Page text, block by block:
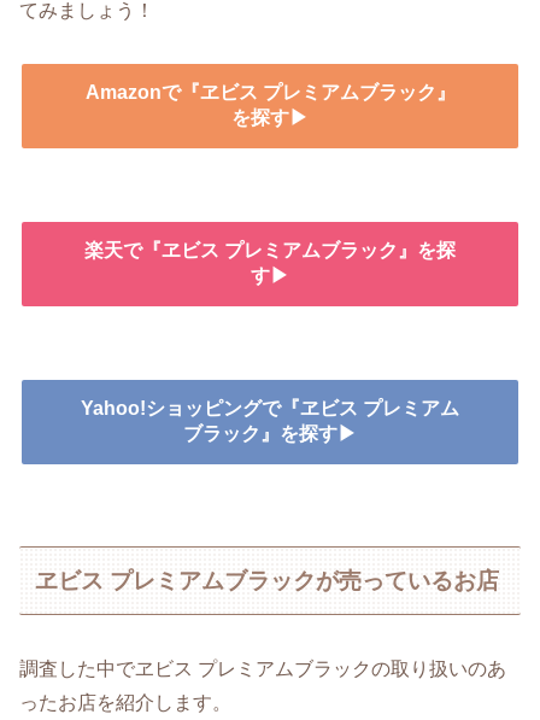
てみましょう！
Amazonで『ヱビス プレミアムブラック』
を探す▶
楽天で『ヱビス プレミアムブラック』を探
す▶
Yahoo!ショッピングで『ヱビス プレミアム
ブラック』を探す▶
ヱビス プレミアムブラックが売っているお店
調査した中でヱビス プレミアムブラックの取り扱いのあ
ったお店を紹介します。